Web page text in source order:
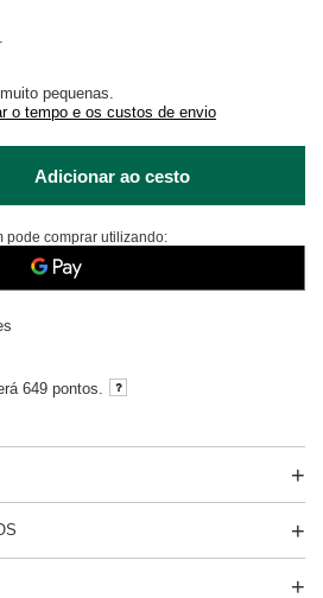
pequenas
o tempo e os custos de envio
Adicionar ao cesto
pode comprar utilizando:
649 pontos.